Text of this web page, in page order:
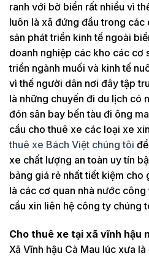
ranh với bờ biển rất nhiều vì
luôn là xã đứng đầu trong
sản phát triển kinh tế ngoài
doanh nghiệp các kho các cơ
triển ngành muối và kinh tế
vì thế người dân nơi đây tập
là những chuyến đi du lịch có
đón sân bay bến tàu đi ông
cầu cho thuê xe các loại xe
thuê xe Bách Việt chúng tôi
xe chất lượng an toàn uy tín
bảng giá rẻ nhất tiết kiệm cho
là các cơ quan nhà nước
cầu xin liên hệ công ty chúng
Cho thuê xe tại xã vĩnh hậu
Xã Vĩnh hậu Cà Mau lúc xưa